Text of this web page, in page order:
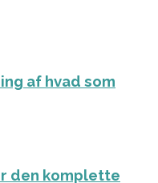
af hvad som
den komplette